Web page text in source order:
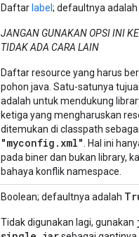
Daftar label ; defaultnya adalah
JANGAN GUNAKAN OPSI INI
TIDAK ADA CARA LAIN
Daftar resource yang harus
pohon java. Satu-satunya
adalah untuk mendukung
ketiga yang mengharuskan
ditemukan di classpath sebagai
"myconfig.xml"
. Hal ini
pada biner dan bukan library,
bahaya konflik namespace.
Boolean; defaultnya adalah
Tidak digunakan lagi, gunakan